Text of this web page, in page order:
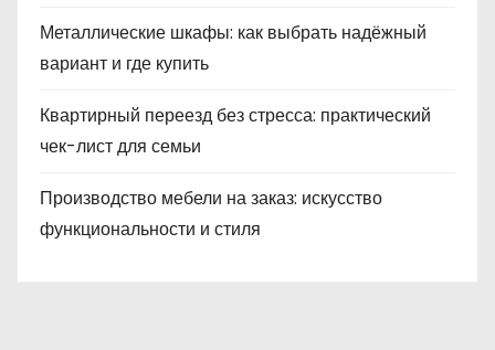
Металлические шкафы: как выбрать надёжный
вариант и где купить
Квартирный переезд без стресса: практический
чек-лист для семьи
Производство мебели на заказ: искусство
функциональности и стиля